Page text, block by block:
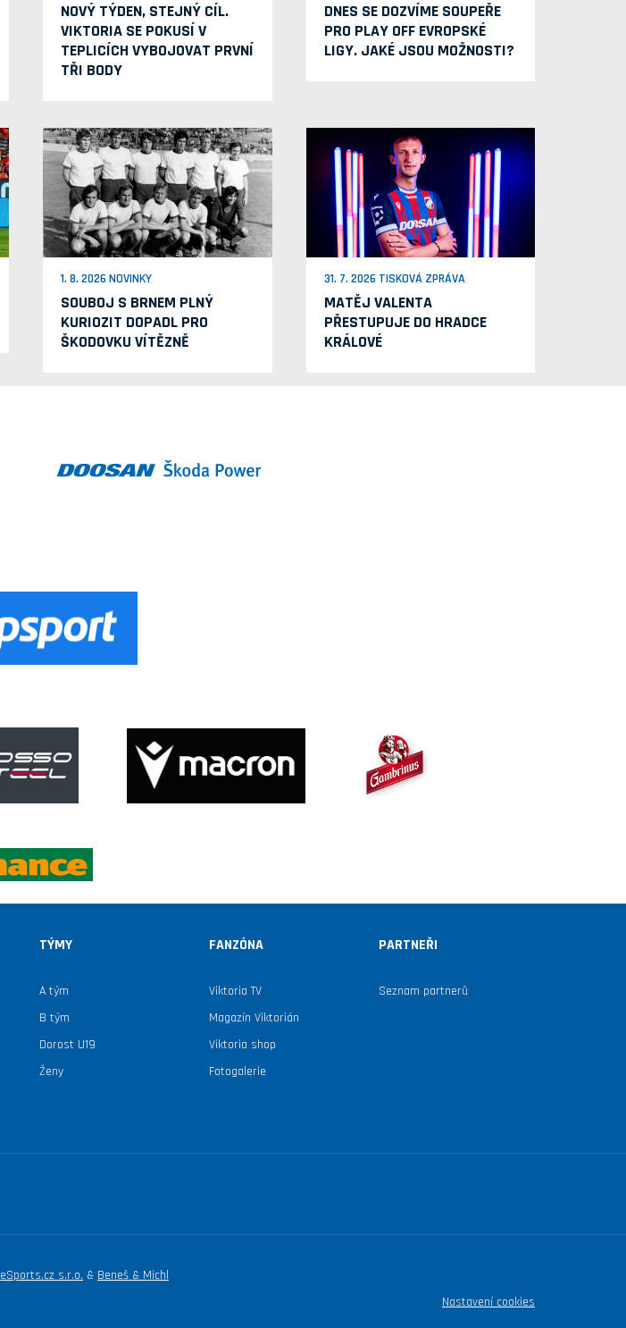
NOVÝ TÝDEN, STEJNÝ CÍL.
VIKTORIA SE POKUSÍ V
TEPLICÍCH VYBOJOVAT PRVNÍ
TŘI BODY
DNES SE DOZVÍME SOUPEŘE
PRO PLAY OFF EVROPSKÉ
LIGY. JAKÉ JSOU MOŽNOSTI?
1. 8. 2026 NOVINKY
SOUBOJ S BRNEM PLNÝ
KURIOZIT DOPADL PRO
ŠKODOVKU VÍTĚZNĚ
31. 7. 2026 TISKOVÁ ZPRÁVA
MATĚJ VALENTA
PŘESTUPUJE DO HRADCE
KRÁLOVÉ
TÝMY
A tým
B tým
Dorost U19
Ženy
FANZÓNA
Viktoria TV
Magazín Viktorián
Viktoria shop
Fotogalerie
PARTNEŘI
Seznam partnerů
eSports.cz s.r.o. & Beneš & Michl
Nastavení cookies